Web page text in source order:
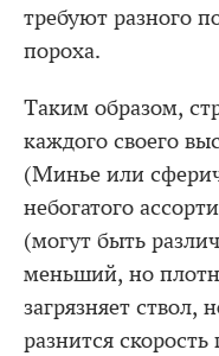
требуют разного
пороха.
Таким образом,
каждого своего
(Минье или
небогатого
(могут быть
меньший, но
загрязняет ствол,
разнится